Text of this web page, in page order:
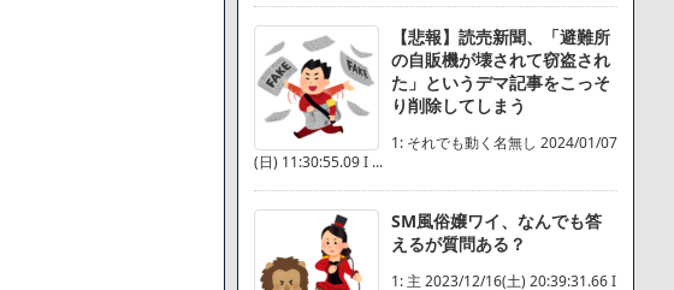
【悲報】読売新聞、「避難所
の自販機が壊されて窃盗され
た」というデマ記事をこっそ
り削除してしまう
1: それでも動く名無し 2024/01/07
(日) 11:30:55.09 I ...
SM風俗嬢ワイ、なんでも答
えるが質問ある？
1: 主 2023/12/16(土) 20:39:31.66 I